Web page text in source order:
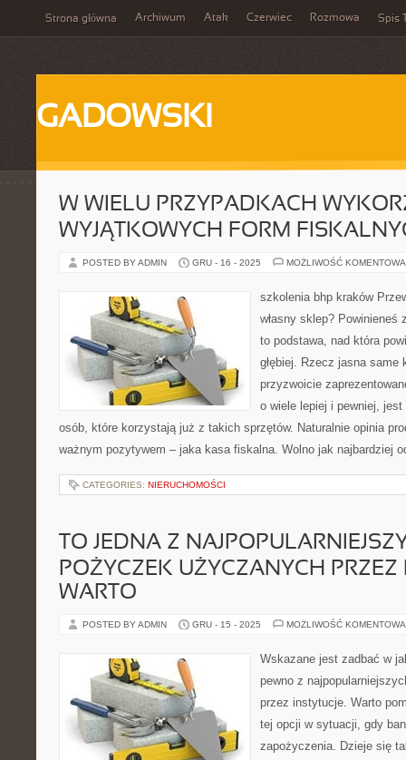
Strona główna Archiwum Atak Czerwiec Rozmowa Spis
GADOWSKI
W WIELU PRZYPADKACH
WYJĄTKOWYCH FORM
POSTED BY ADMIN GRU - 16 - 2025 MOŻLIWOŚĆ
szkolenia bhp kraków
własny sklep?
to podstawa, nad która
głębiej. Rzecz jasna
przyzwoicie
o wiele lepiej i pewniej,
osób, które korzystają już z takich sprzętów. Naturalnie opinia
ważnym pozytywem – jaka kasa fiskalna. Wolno jak najbardziej
CATEGORIES: NIERUCHOMOŚCI
TO JEDNA Z
POŻYCZEK UŻYCZANYCH PRZEZ
WARTO
POSTED BY ADMIN GRU - 15 - 2025 MOŻLIWOŚĆ
Wskazane jest zadbać w
pewno z
przez instytucje. Warto
tej opcji w sytuacji, gdy
zapożyczenia. Dzieje się